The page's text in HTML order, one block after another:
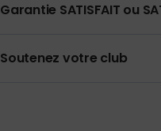
Garantie SATISFAIT ou
Soutenez votre club